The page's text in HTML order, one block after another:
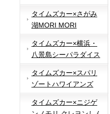
タイムズカー×さがみ
湖MORI MORI
タイムズカー×横浜・
八景島シーパラダイス
タイムズカー×スパリ
ゾートハワイアンズ
タイムズカー×ニジゲ